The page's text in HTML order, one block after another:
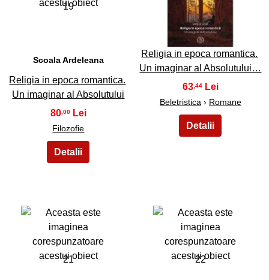
19
Scoala Ardeleana
Religia in epoca romantica.
Un imaginar al Absolutului
80,00
Filozofie
20
Religia in epoca romantica.
Un imaginar al Absolutului…
63,44
Beletristica› Romane
21 22